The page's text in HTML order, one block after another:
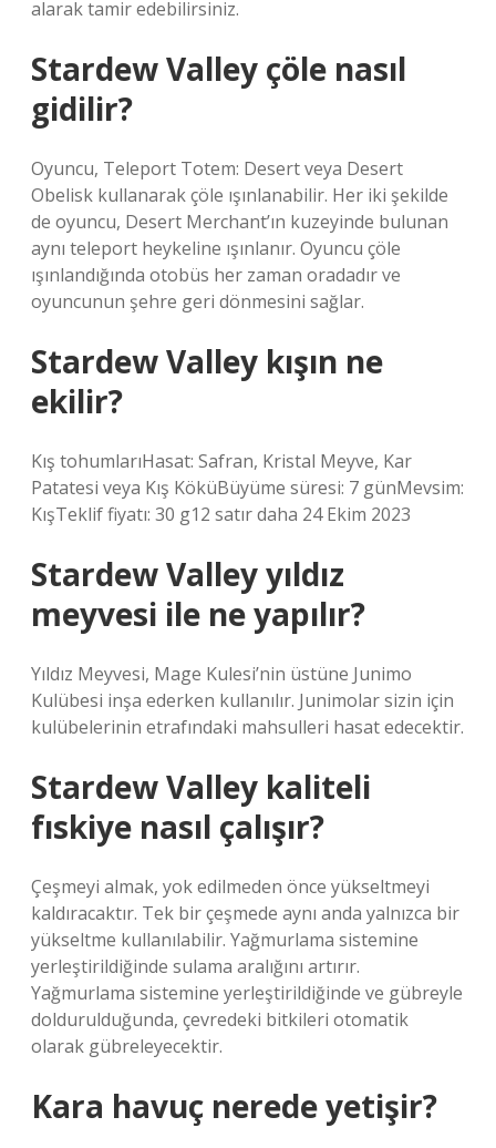
alarak tamir edebilirsiniz.
Stardew Valley çöle nasıl
gidilir?
Oyuncu, Teleport Totem: Desert veya Desert
Obelisk kullanarak çöle ışınlanabilir. Her iki şekilde
de oyuncu, Desert Merchant’ın kuzeyinde bulunan
aynı teleport heykeline ışınlanır. Oyuncu çöle
ışınlandığında otobüs her zaman oradadır ve
oyuncunun şehre geri dönmesini sağlar.
Stardew Valley kışın ne
ekilir?
Kış tohumlarıHasat: Safran, Kristal Meyve, Kar
Patatesi veya Kış KöküBüyüme süresi: 7 günMevsim:
KışTeklif fiyatı: 30 g12 satır daha 24 Ekim 2023
Stardew Valley yıldız
meyvesi ile ne yapılır?
Yıldız Meyvesi, Mage Kulesi’nin üstüne Junimo
Kulübesi inşa ederken kullanılır. Junimolar sizin için
kulübelerinin etrafındaki mahsulleri hasat edecektir.
Stardew Valley kaliteli
fıskiye nasıl çalışır?
Çeşmeyi almak, yok edilmeden önce yükseltmeyi
kaldıracaktır. Tek bir çeşmede aynı anda yalnızca bir
yükseltme kullanılabilir. Yağmurlama sistemine
yerleştirildiğinde sulama aralığını artırır.
Yağmurlama sistemine yerleştirildiğinde ve gübreyle
doldurulduğunda, çevredeki bitkileri otomatik
olarak gübreleyecektir.
Kara havuç nerede yetişir?